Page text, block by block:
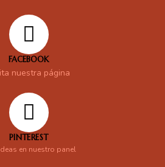
FACEBOOK
nuestra página
PINTEREST
en nuestro panel